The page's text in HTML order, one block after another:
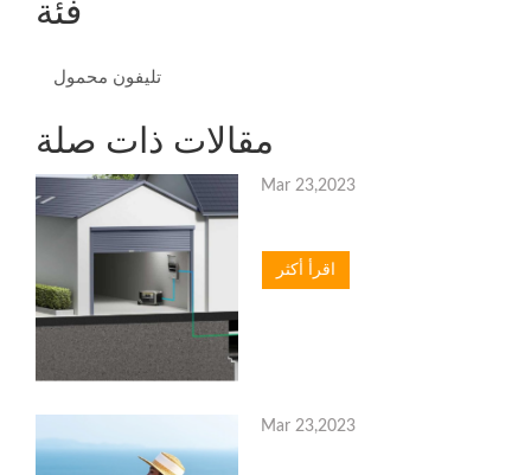
فئة
تليفون محمول
مقالات ذات صلة
Mar 23,2023
اقرأ أكثر
Mar 23,2023